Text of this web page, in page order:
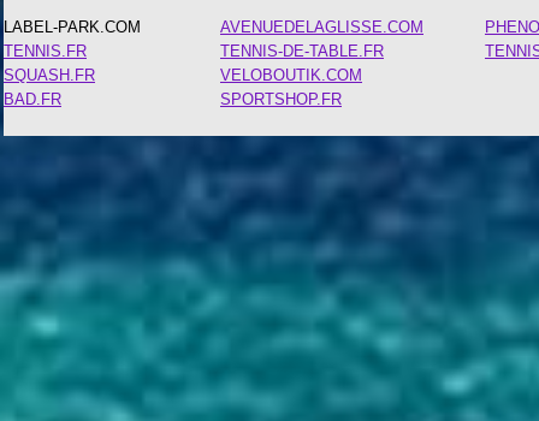
LABEL-PARK.COM
TENNIS.FR
SQUASH.FR
BAD.FR
AVENUEDELAGLISSE.COM
TENNIS-DE-TABLE.FR
VELOBOUTIK.COM
SPORTSHOP.FR